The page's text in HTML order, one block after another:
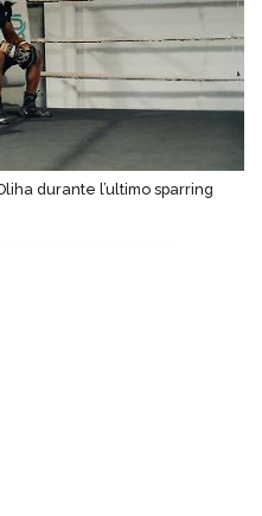
durante l’ultimo sparring